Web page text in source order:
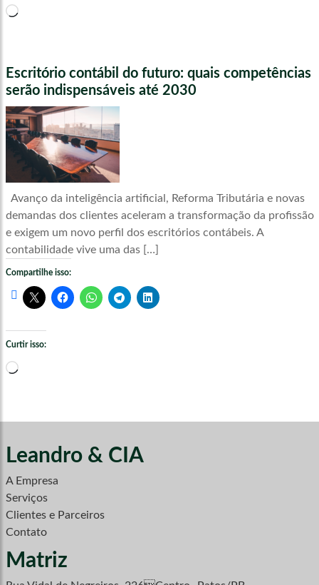
Carregando...
Escritório contábil do futuro: quais competências
serão indispensáveis até 2030
Avanço da inteligência artificial, Reforma Tributária e novas
demandas dos clientes aceleram a transformação da profissão
e exigem um novo perfil dos escritórios contábeis. A
contabilidade vive uma das […]
Compartilhe isso:
Curtir isso:
Carregando...
Leandro & CIA
A Empresa
Serviços
Clientes e Parceiros
Contato
Matriz